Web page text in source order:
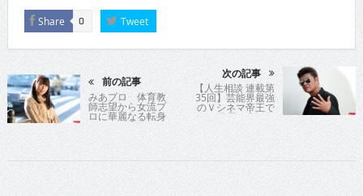
Share 0 Tweet
前の記事
みあプロ 体育教
師志望から女流プ
ロに華麗なる転身
次の記事
【人生相談 連載第
35回】芸能界最強
のＶシネマ帝王で
ある俳優の小沢仁
志氏が時に優しく
時に厳しく歯切れ
よく人生指南！